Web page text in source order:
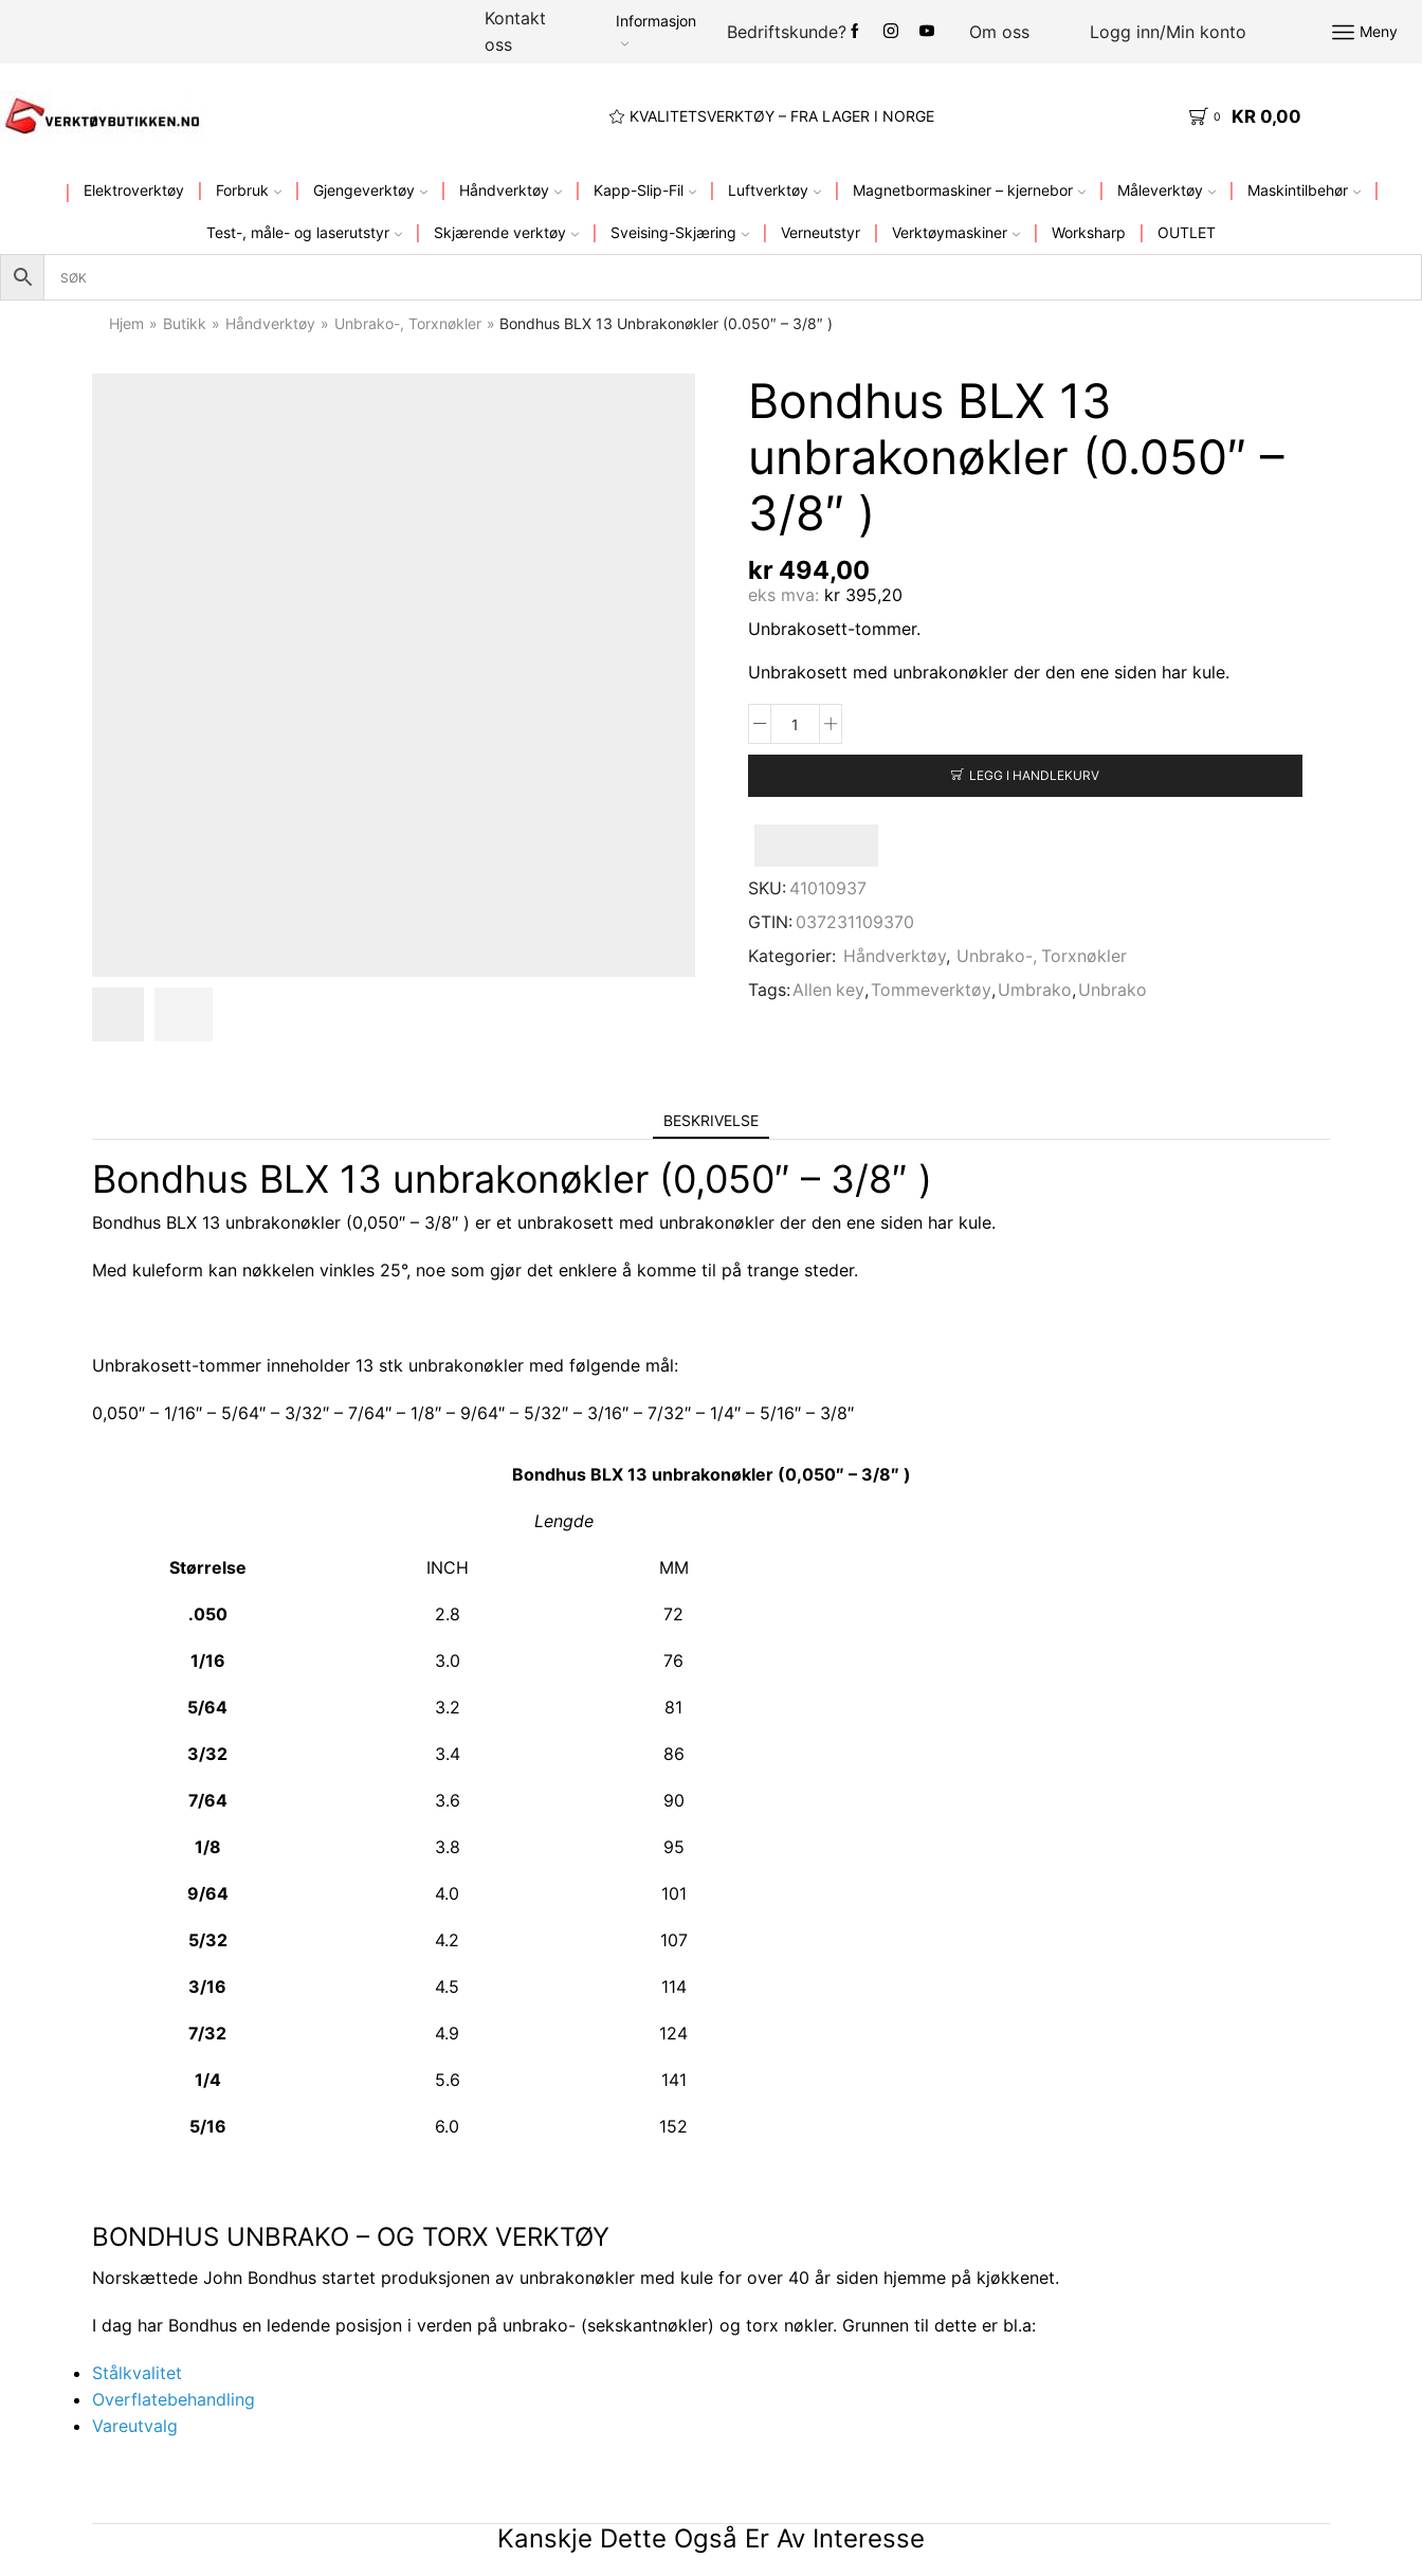
Kontakt
oss
Informasjon Bedriftskunde? Om oss Logg inn/Min konto Meny
KVALITETSVERKTØY – FRA LAGER I NORGE KVALITETSVERKTØY – FRA LAGER I NORGE
0 KR0,00
Elektroverktøy Forbruk Gjengeverktøy Håndverktøy Kapp-Slip-Fil Luftverktøy Magnetbormaskiner – kjernebor Måleverktøy Maskintilbehør
Test-, måle- og laserutstyr Skjærende verktøy Sveising-Skjæring Verneutstyr Verktøymaskiner Worksharp OUTLET
Hjem » Butikk » Håndverktøy » Unbrako-, Torxnøkler » Bondhus BLX 13 Unbrakonøkler (0.050″ – 3/8″ )
Bondhus BLX 13
unbrakonøkler (0.050″ –
3/8″ )
kr 494,00
eks mva: kr 395,20
Unbrakosett-tommer.
Unbrakosett med unbrakonøkler der den ene siden har kule.
LEGG I HANDLEKURV
SKU: 41010937
GTIN: 037231109370
Kategorier: Håndverktøy, Unbrako-, Torxnøkler
Tags:Allen key, Tommeverktøy, Umbrako, Unbrako
BESKRIVELSE
Bondhus BLX 13 unbrakonøkler (0,050″ – 3/8″ )
Bondhus BLX 13 unbrakonøkler (0,050″ – 3/8″ ) er et unbrakosett med unbrakonøkler der den ene siden har kule.
Med kuleform kan nøkkelen vinkles 25°, noe som gjør det enklere å komme til på trange steder.
Unbrakosett-tommer inneholder 13 stk unbrakonøkler med følgende mål:
0,050″ – 1/16″ – 5/64″ – 3/32″ – 7/64″ – 1/8″ – 9/64″ – 5/32″ – 3/16″ – 7/32″ – 1/4″ – 5/16″ – 3/8″
Bondhus BLX 13 unbrakonøkler (0,050″ – 3/8″ )
Lengde
Størrelse INCH MM
.050 2.8 72
1/16 3.0 76
5/64 3.2 81
3/32 3.4 86
7/64 3.6 90
1/8 3.8 95
9/64 4.0 101
5/32 4.2 107
3/16 4.5 114
7/32 4.9 124
1/4 5.6 141
5/16 6.0 152
BONDHUS UNBRAKO – OG TORX VERKTØY
Norskættede John Bondhus startet produksjonen av unbrakonøkler med kule for over 40 år siden hjemme på kjøkkenet.
I dag har Bondhus en ledende posisjon i verden på unbrako- (sekskantnøkler) og torx nøkler. Grunnen til dette er bl.a:
Stålkvalitet
Overflatebehandling
Vareutvalg
Kanskje Dette Også Er Av Interesse